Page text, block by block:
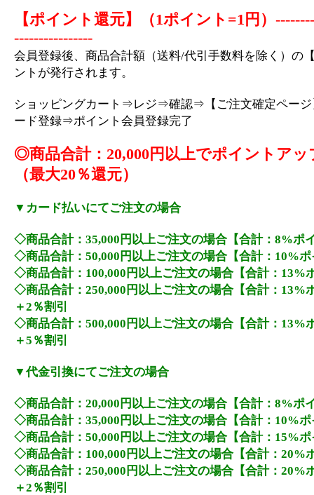
【ポイント還元】（1ポイント=1円）
----------------
会員登録後、商品合計額（送料/代引手数料を除く）の
ントが発行されます。
ショッピングカート⇒レジ⇒確認⇒【ご注文確定ページ
ード登録⇒ポイント会員登録完了
◎商品合計：20,000円以上でポイントアッ
（最大20％還元）
▼カード払いにてご注文の場合
◇商品合計：35,000円以上ご注文の場合【合計：8%ポ
◇商品合計：50,000円以上ご注文の場合【合計：10%
◇商品合計：100,000円以上ご注文の場合【合計：13%
◇商品合計：250,000円以上ご注文の場合【合計：13%
＋2％割引
◇商品合計：500,000円以上ご注文の場合【合計：13%
＋5％割引
▼代金引換にてご注文の場合
◇商品合計：20,000円以上ご注文の場合【合計：8%ポ
◇商品合計：35,000円以上ご注文の場合【合計：10%
◇商品合計：50,000円以上ご注文の場合【合計：15%
◇商品合計：100,000円以上ご注文の場合【合計：20%
◇商品合計：250,000円以上ご注文の場合【合計：20%
＋2％割引